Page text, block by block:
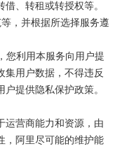
、转租或转授权等。
，并根据所选择服务遵
利用本服务向用户提
集用户数据，不得违反
提供隐私保护政策。
营商能力和资源，由
，阿里尽可能的维护能